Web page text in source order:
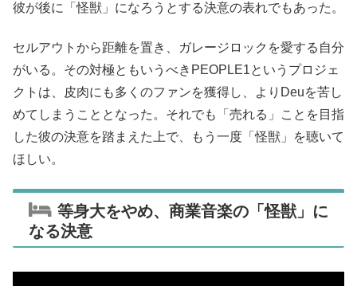
彼が後に「怪獣」になろうとする決意の表れでもあった。
セルアウトから距離を置き、ガレージロックを愛する自分
がいる。その対極ともいうべきPEOPLE1というプロジェ
クトは、皮肉にも多くのファンを獲得し、よりDeuを苦し
めてしまうこととなった。それでも「売れる」ことを目指
した彼の決意を踏まえた上で、もう一度「怪獣」を聴いて
ほしい。
等身大をやめ、商業音楽の「怪獣」に
なる決意